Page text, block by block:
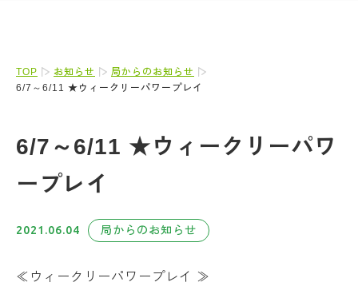
TOP お知らせ
局からのお知らせ
6/7～6/11 ★ウィークリーパワープレイ
6/7～6/11 ★ウィークリーパワ
ープレイ
2021.06.04 局からのお知らせ
≪ウィークリーパワープレイ ≫